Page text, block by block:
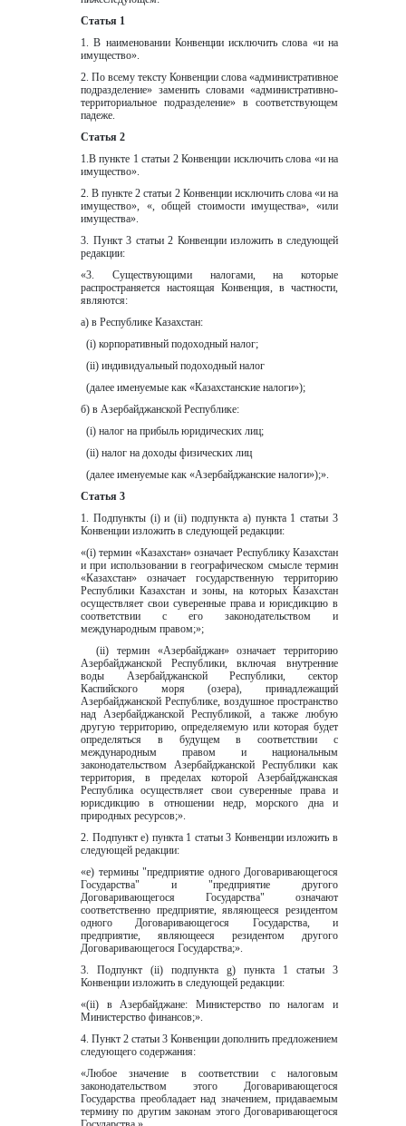
Статья 1
1. В наименовании Конвенции исключить слова «и на
имущество».
2. По всему тексту Конвенции слова «административное
подразделение» заменить словами «административно-
территориальное подразделение» в соответствующем
падеже.
Статья 2
1.В пункте 1 статьи 2 Конвенции исключить слова «и на
имущество».
2. В пункте 2 статьи 2 Конвенции исключить слова «и на
имущество», «, общей стоимости имущества», «или
имущества».
3. Пункт 3 статьи 2 Конвенции изложить в следующей
редакции:
«3. Существующими налогами, на которые
распространяется настоящая Конвенция, в частности,
являются:
а) в Республике Казахстан:
  (i) корпоративный подоходный налог;
  (ii) индивидуальный подоходный налог
  (далее именуемые как «Казахстанские налоги»);
б) в Азербайджанской Республике:
  (i) налог на прибыль юридических лиц;
  (ii) налог на доходы физических лиц
  (далее именуемые как «Азербайджанские налоги»);».
Статья 3
1. Подпункты (i) и (ii) подпункта а) пункта 1 статьи 3
Конвенции изложить в следующей редакции:
«(i) термин «Казахстан» означает Республику Казахстан
и при использовании в географическом смысле термин
«Казахстан» означает государственную территорию
Республики Казахстан и зоны, на которых Казахстан
осуществляет свои суверенные права и юрисдикцию в
соответствии с его законодательством и
международным правом;»;
  (ii) термин «Азербайджан» означает территорию
Азербайджанской Республики, включая внутренние
воды Азербайджанской Республики, сектор
Каспийского моря (озера), принадлежащий
Азербайджанской Республике, воздушное пространство
над Азербайджанской Республикой, a также любую
другую территорию, определяемую или которая будет
определяться в будущем в соответствии с
международным правом и национальным
законодательством Азербайджанской Республики как
территория, в пределах которой Азербайджанская
Республика осуществляет свои суверенные права и
юрисдикцию в отношении недр, морского дна и
природных ресурсов;».
2. Подпункт е) пункта 1 статьи 3 Конвенции изложить в
следующей редакции:
«е) термины "предприятие одного Договаривающегося
Государства" и "предприятие другого
Договаривающегося Государства" означают
соответственно предприятие, являющееся резидентом
одного Договаривающегося Государства, и
предприятие, являющееся резидентом другого
Договаривающегося Государства;».
3. Подпункт (ii) подпункта g) пункта 1 статьи 3
Конвенции изложить в следующей редакции:
«(ii) в Азербайджане: Министерство по налогам и
Министерство финансов;».
4. Пункт 2 статьи 3 Конвенции дополнить предложением
следующего содержания:
«Любое значение в соответствии с налоговым
законодательством этого Договаривающегося
Государства преобладает над значением, придаваемым
термину по другим законам этого Договаривающегося